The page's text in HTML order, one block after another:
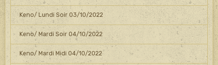
Keno/ Lundi Soir 03/10/2022
Keno/ Mardi Soir 04/10/2022
Keno/ Mardi Midi 04/10/2022